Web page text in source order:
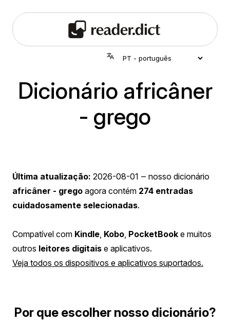
Dicionário africâner
- grego
Última atualização: 2026-08-01 ‒ nosso dicionário
africâner - grego agora contém 274 entradas
cuidadosamente selecionadas.
Compatível com Kindle Kobo PocketBook e muitos
outros leitores digitais e aplicativos.
Veja todos os dispositivos e aplicativos suportados.
Por que escolher nosso dicionário?